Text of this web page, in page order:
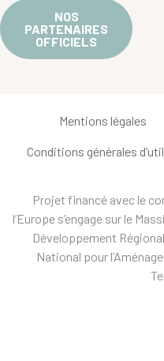
NOS
PARTENAIRES
OFFICIELS
Mentions légales
Conditions générales
Projet financé avec le
l’Europe s’engage sur le
Développement
National pour